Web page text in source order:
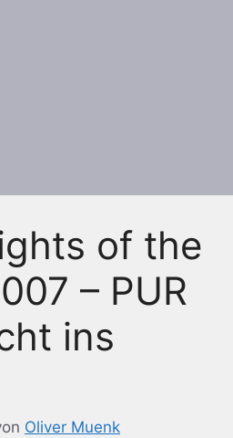
of the
– PUR
ins
Oliver Muenk